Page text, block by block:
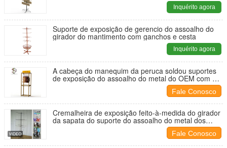
Inquérito agora
Suporte de exposição de gerencio do assoalho do
girador do mantimento com ganchos e cesta
Inquérito agora
A cabeça do manequim da peruca soldou suportes
de exposição do assoalho do metal do OEM com as
Fale Conosco
Cremalheira de exposição feito-à-medida do girador
da sapata do suporte do assoalho do metal dos
Fale Conosco